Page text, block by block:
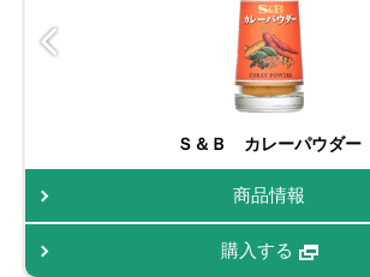
Ｓ＆Ｂ カレーパウダー
商品情報
購入する